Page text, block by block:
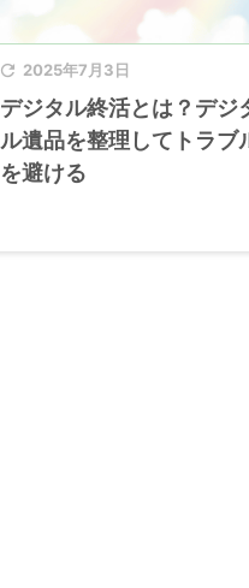
 2025年7月3日
デジタル終活とは？デジ
ル遺品を整理してトラブ
を避ける